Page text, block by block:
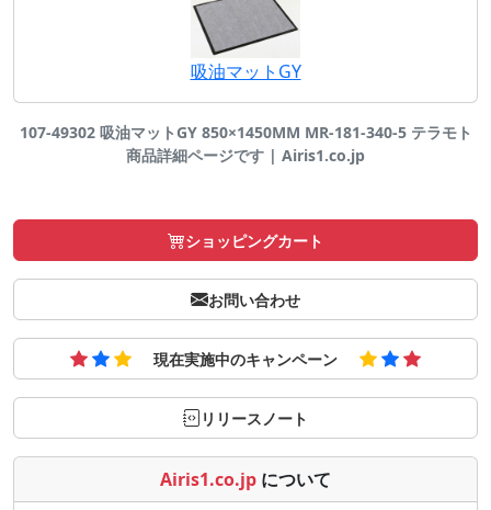
吸油マットGY
107-49302 吸油マットGY 850×1450MM MR-181-340-5 テラモト
商品詳細ページです | Airis1.co.jp
ショッピングカート
お問い合わせ
現在実施中のキャンペーン
リリースノート
Airis1.co.jp について